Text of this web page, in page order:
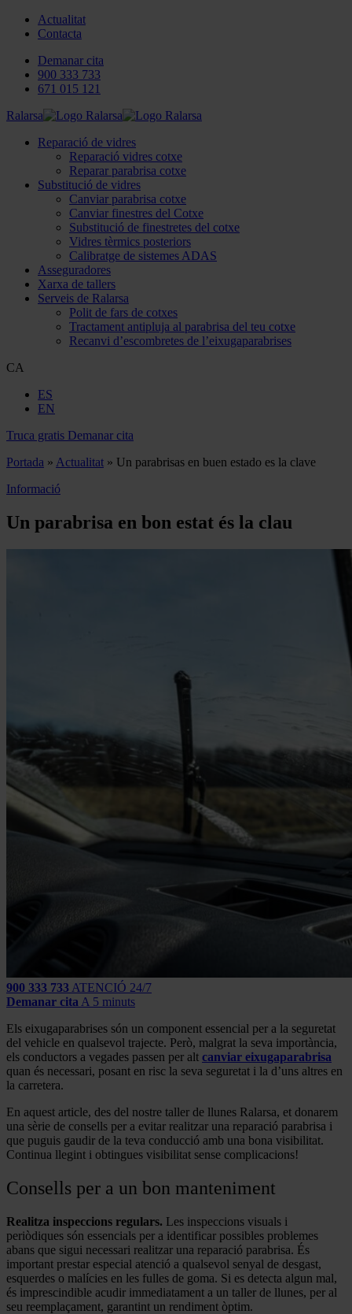
Actualitat
Contacta
Demanar cita
900 333 733
671 015 121
Ralarsa
Reparació de vidres
Reparació vidres cotxe
Reparar parabrisa cotxe
Substitució de vidres
Canviar parabrisa cotxe
Canviar finestres del Cotxe
Substitució de finestretes del cotxe
Vidres tèrmics posteriors
Calibratge de sistemes ADAS
Asseguradores
Xarxa de tallers
Serveis de Ralarsa
Polit de fars de cotxes
Tractament antipluja al parabrisa del teu cotxe
Recanvi d’escombretes de l’eixugaparabrises
CA
ES
EN
Truca gratis Demanar cita
Portada » Actualitat » Un parabrisas en buen estado es la clave
Informació
Un parabrisa en bon estat és la clau
900 333 733 ATENCIÓ 24/7
Demanar cita A 5 minuts
Els eixugaparabrises són un component essencial per a la seguretat
del vehicle en qualsevol trajecte. Però, malgrat la seva importància,
els conductors a vegades passen per alt canviar eixugaparabrisa
quan és necessari, posant en risc la seva seguretat i la d’uns altres en
la carretera.
En aquest article, des del nostre taller de llunes Ralarsa, et donarem
una sèrie de consells per a evitar realitzar una reparació parabrisa i
que puguis gaudir de la teva conducció amb una bona visibilitat.
Continua llegint i obtingues visibilitat sense complicacions!
Consells per a un bon manteniment
Realitza inspeccions regulars. Les inspeccions visuals i
periòdiques són essencials per a identificar possibles problemes
abans que sigui necessari realitzar una reparació parabrisa. És
important prestar especial atenció a qualsevol senyal de desgast,
esquerdes o malícies en les fulles de goma. Si es detecta algun mal,
és imprescindible acudir immediatament a un taller de llunes, per al
seu reemplaçament, garantint un rendiment òptim.